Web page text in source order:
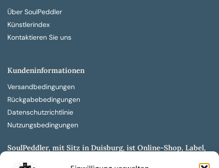
Über SoulPeddler
Künstlerindex
Kontaktieren Sie uns
Kundeninformationen
Versandbedingungen
Rückgabebedingungen
Datenschutzrichtlinie
Nutzungsbedingungen
SoulPeddler, mit Sitz in Duisburg, ist Online-Shop, Label,